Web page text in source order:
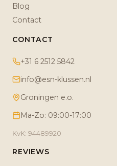
Blog
Contact
CONTACT
+31 6 2512 5842
info@esn-klussen.nl
Groningen e.o.
Ma-Zo: 09:00-17:00
KvK: 94489920
REVIEWS